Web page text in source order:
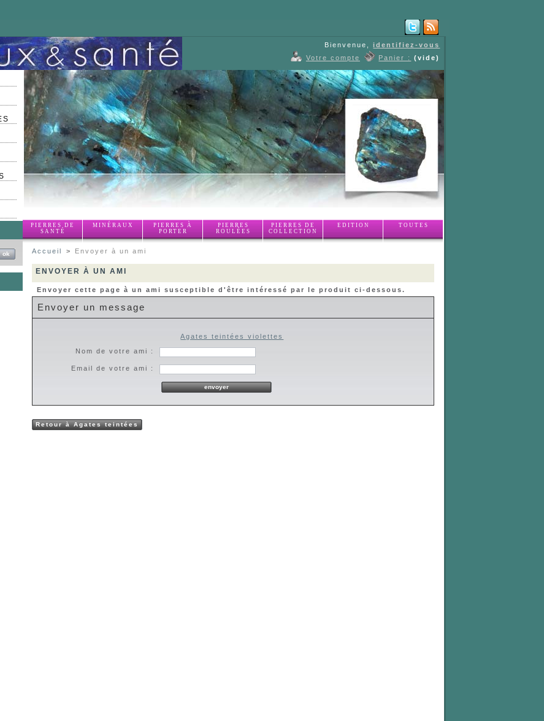
Bienvenue,identifiez-vous
Panier :
(vide)
Votre compte
PIERRES DE
SANTÉ
MINÉRAUX
PIERRES À
PORTER
PIERRES
ROULÉES
PIERRES DE
COLLECTION
EDITION TOUTES
Accueil > Envoyer à un ami
ENVOYER À UN AMI
Envoyer cette page à un ami susceptible d'être intéressé par le produit ci-dessous.
Envoyer un message
Agates teintées violettes
Nom de votre ami :
Email de votre ami :
Retour à Agates teintées